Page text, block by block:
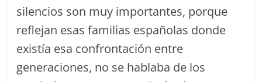
silencios son muy importantes, porque
reflejan esas familias españolas donde
existía esa confrontación entre
generaciones, no se hablaba de los